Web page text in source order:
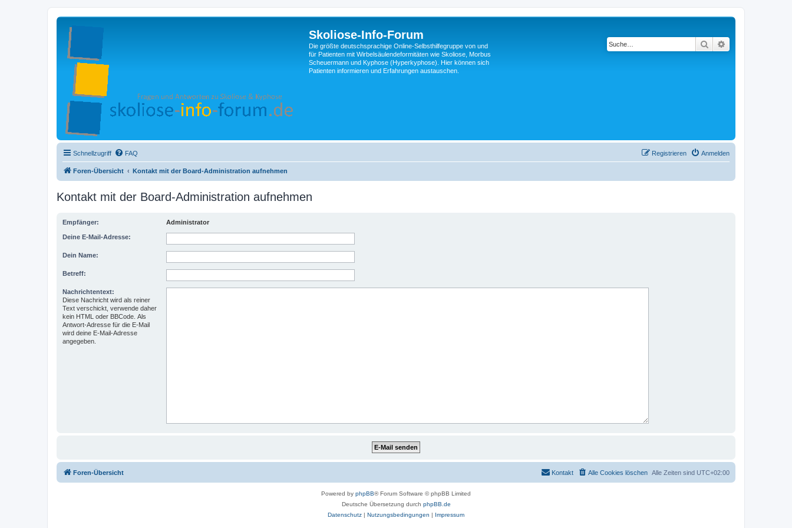
Skoliose-Info-Forum
Die größte deutschsprachige Online-Selbsthilfegruppe von und
für Patienten mit Wirbelsäulendeformitäten wie Skoliose, Morbus
Scheuermann und Kyphose (Hyperkyphose). Hier können sich
Patienten informieren und Erfahrungen austauschen.
Suche
Schnellzugriff FAQ Anmelden
Registrieren
Foren-Übersicht Kontakt mit der Board-Administration aufnehmen
Kontakt mit der Board-Administration aufnehmen
Empfänger: Administrator
Deine E-Mail-Adresse:
Dein Name:
Betreff:
Nachrichtentext:
Diese Nachricht wird als reiner
Text verschickt, verwende daher
kein HTML oder BBCode. Als
Antwort-Adresse für die E-Mail
wird deine E-Mail-Adresse
angegeben.
Foren-Übersicht Alle Zeiten sind UTC+02:00
Alle Cookies löschen
Kontakt
Powered by phpBB® Forum Software © phpBB Limited
Deutsche Übersetzung durch phpBB.de
Datenschutz | Nutzungsbedingungen | Impressum